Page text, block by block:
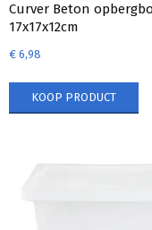
Curver Beton
17x17x12cm
€ 6,98
KOOP PRODUCT